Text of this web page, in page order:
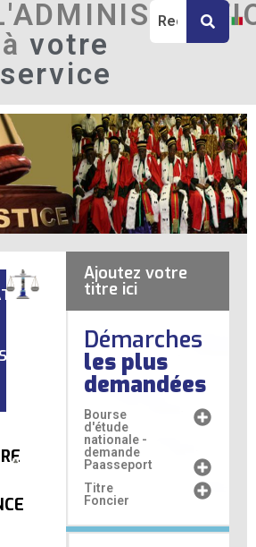
àvotre
service
Ajoutez votre
titre ici
Démarches
les plus
demandées
Bourse
d'étude
nationale -
demande
Paasseport
Titre
Foncier